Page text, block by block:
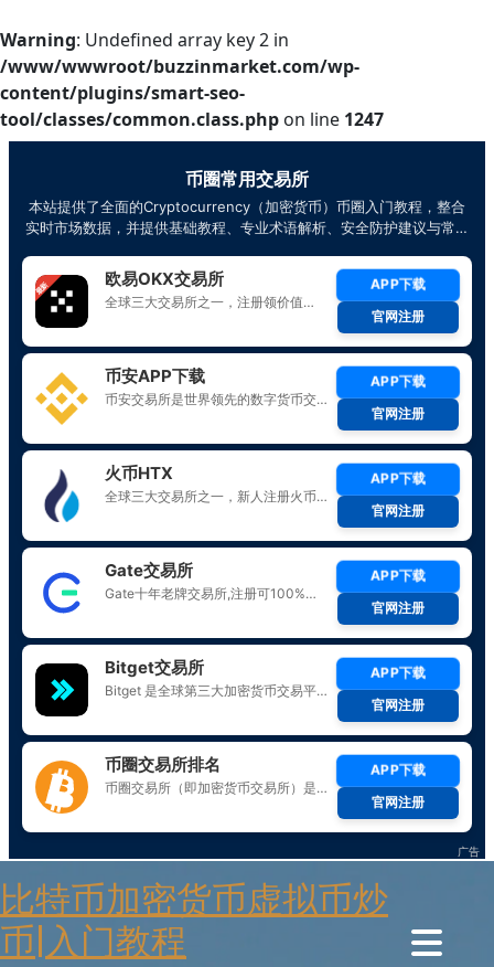
Warning: Undefined array key 2 in
/www/wwwroot/buzzinmarket.com/wp-
content/plugins/smart-seo-
tool/classes/common.class.php on line 1247
to
content
比特币加密货币虚拟币炒
币|入门教程